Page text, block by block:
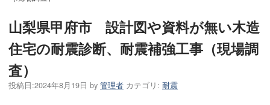
山梨県甲府市 設計図や資料が無い木造
住宅の耐震診断、耐震補強工事（現場調
査）
投稿日:2024年8月19日 by 管理者 カテゴリ: 耐震